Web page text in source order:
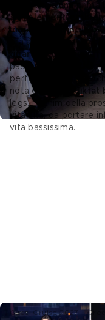
Dall’altro, a una
agli elementi
monogram, il motivo
bra a fascia)e a ciò
guardaroba e su cui
passepartout,
perfetto, il jeans.
nota dei
nuovi diktat
legs. I denim della
vita alta, da portare
vita bassissima.
Gucci Cruise 2027 –